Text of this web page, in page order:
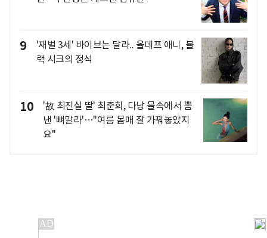
9
'재벌 3세' 바이브는 달라.. 올데프 애니, 블
랙 시크의 정석
10
'故 최진실 딸' 최준희, 다낭 물속에서 뽐
낸 '뼈말라'…"여름 몸매 잘 가꿔놓았지
요"